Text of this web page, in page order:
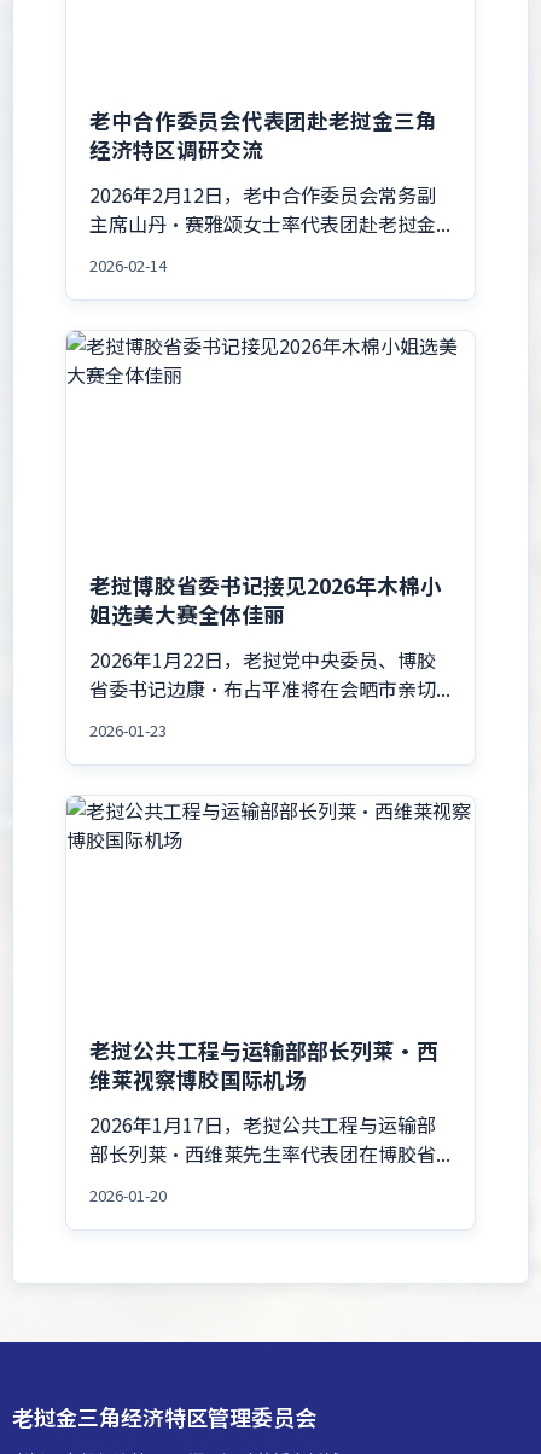
老中合作委员会代表团赴老挝金三角
经济特区调研交流
2026年2月12日，老中合作委员会常务副
主席山丹·赛雅颂女士率代表团赴老挝金...
2026-02-14
老挝博胶省委书记接见2026年木棉小
姐选美大赛全体佳丽
2026年1月22日，老挝党中央委员、博胶
省委书记边康·布占平准将在会晒市亲切...
2026-01-23
老挝公共工程与运输部部长列莱·西
维莱视察博胶国际机场
2026年1月17日，老挝公共工程与运输部
部长列莱·西维莱先生率代表团在博胶省...
2026-01-20
老挝金三角经济特区管理委员会